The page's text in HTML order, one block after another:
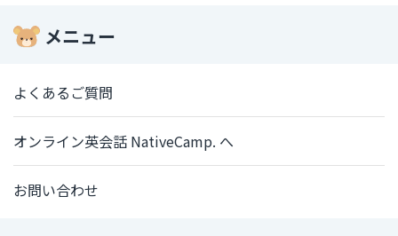
メニュー
よくあるご質問
オンライン英会話 NativeCamp. へ
お問い合わせ